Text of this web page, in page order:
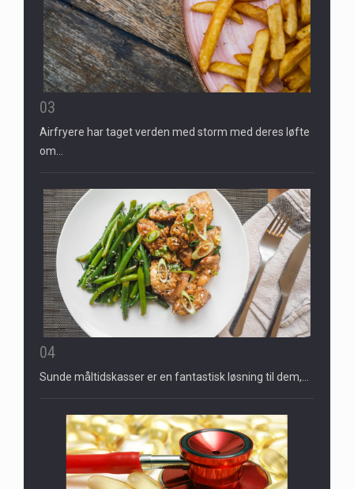
03
Airfryere har taget verden med storm med deres løfte
om…
04
Sunde måltidskasser er en fantastisk løsning til dem,…